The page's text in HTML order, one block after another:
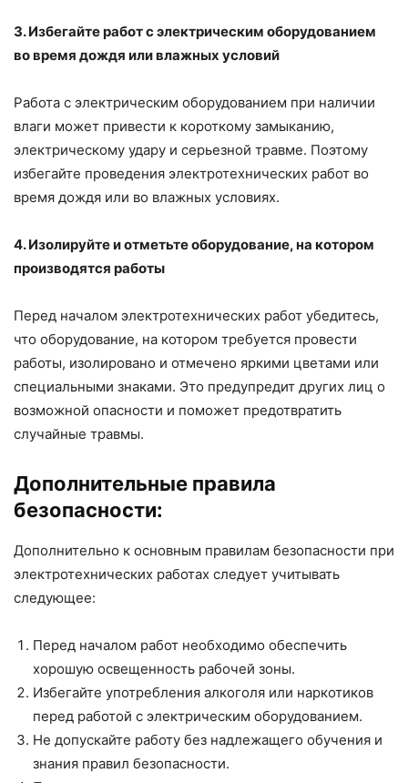
3. Избегайте работ с электрическим оборудованием
во время дождя или влажных условий
Работа с электрическим оборудованием при наличии
влаги может привести к короткому замыканию,
электрическому удару и серьезной травме. Поэтому
избегайте проведения электротехнических работ во
время дождя или во влажных условиях.
4. Изолируйте и отметьте оборудование, на котором
производятся работы
Перед началом электротехнических работ убедитесь,
что оборудование, на котором требуется провести
работы, изолировано и отмечено яркими цветами или
специальными знаками. Это предупредит других лиц о
возможной опасности и поможет предотвратить
случайные травмы.
Дополнительные правила
безопасности:
Дополнительно к основным правилам безопасности при
электротехнических работах следует учитывать
следующее:
Перед началом работ необходимо обеспечить
хорошую освещенность рабочей зоны.
Избегайте употребления алкоголя или наркотиков
перед работой с электрическим оборудованием.
Не допускайте работу без надлежащего обучения и
знания правил безопасности.